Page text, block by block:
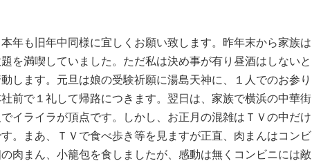
年も旧年中同様に宜しくお願い致します。昨年末から家族は
を満喫していました。ただ私は決め事が有り昼酒はしないと
します。元旦は娘の受験祈願に湯島天神に、１人でのお参り
前で１礼して帰路につきます。翌日は、家族で横浜の中華街
イライラが頂点です。しかし、お正月の混雑はＴＶの中だけ
。まあ、ＴＶで食べ歩き等を見ますが正直、肉まんはコンビ
肉まん、小籠包を食しましたが、感動は無くコンビニには敵